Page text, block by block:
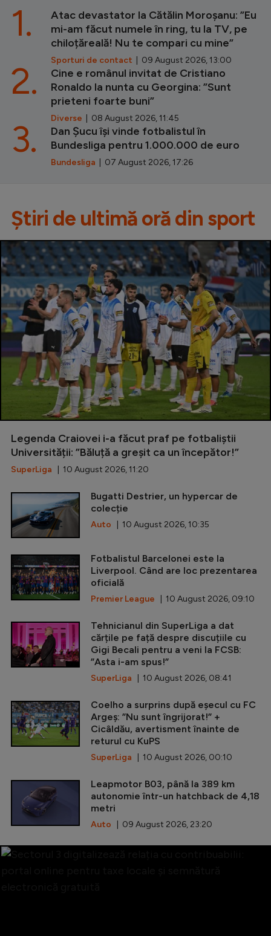
Atac devastator la Cătălin Moroșanu: ”Eu
mi-am făcut numele în ring, tu la TV, pe
chiloțăreală! Nu te compari cu mine”
Sporturi de contact | 09 August 2026, 13:00
1.
Cine e românul invitat de Cristiano
Ronaldo la nunta cu Georgina: ”Sunt
prieteni foarte buni”
Diverse | 08 August 2026, 11:45
2.
Dan Șucu își vinde fotbalistul în
Bundesliga pentru 1.000.000 de euro
Bundesliga | 07 August 2026, 17:26
3.
Știri de ultimă oră din sport
Legenda Craiovei i-a făcut praf pe fotbaliștii
Universității: ”Băluță a greșit ca un începător!”
SuperLiga | 10 August 2026, 11:20
Bugatti Destrier, un hypercar de
colecție
Auto | 10 August 2026, 10:35
Fotbalistul Barcelonei este la
Liverpool. Când are loc prezentarea
oficială
Premier League | 10 August 2026, 09:10
Tehnicianul din SuperLiga a dat
cărțile pe față despre discuțiile cu
Gigi Becali pentru a veni la FCSB:
”Asta i-am spus!”
SuperLiga | 10 August 2026, 08:41
Coelho a surprins după eșecul cu FC
Argeș: ”Nu sunt îngrijorat!” +
Cicâldău, avertisment înainte de
returul cu KuPS
SuperLiga | 10 August 2026, 00:10
Leapmotor B03, până la 389 km
autonomie într-un hatchback de 4,18
metri
Auto | 09 August 2026, 23:20